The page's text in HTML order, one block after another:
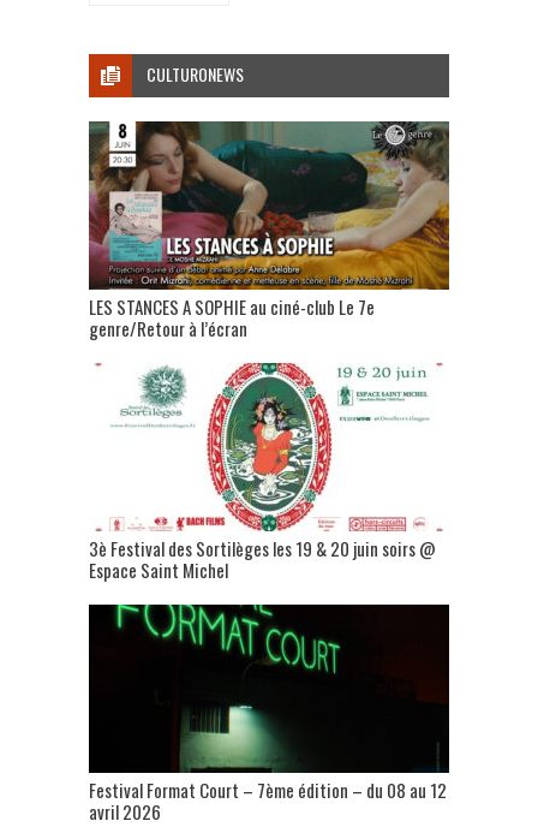
CULTURONEWS
LES STANCES A SOPHIE au ciné-club Le 7e
genre/Retour à l’écran
3è Festival des Sortilèges les 19 & 20 juin soirs @
Espace Saint Michel
Festival Format Court – 7ème édition – du 08 au 12
avril 2026